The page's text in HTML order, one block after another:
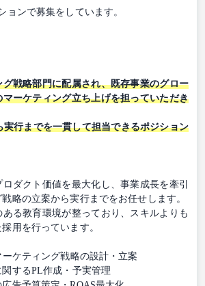
ョンで募集をしています。
戦略部門に配属され、既存事業のグロー
ーケティング立ち上げを担っていただき
実行までを一貫して担当できるポジション
ダクト価値を最大化し、事業成長を牽引
略の立案から実行までをお任せします。
る教育環境が整っており、スキルよりも
用を行っています。
ーケティング戦略の設計・立案
関するPL作成・予実管理